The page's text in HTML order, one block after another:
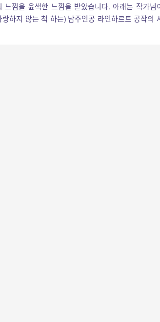
낌을 윤색한 느낌을 받았습니다. 아래는 작가님
하지 않는 척 하는) 남주인공 라인하르트 공작의